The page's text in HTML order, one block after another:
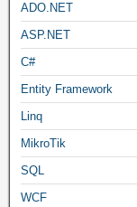
ADO.NET
ASP.NET
C#
Entity Framework
Linq
MikroTik
SQL
WCF